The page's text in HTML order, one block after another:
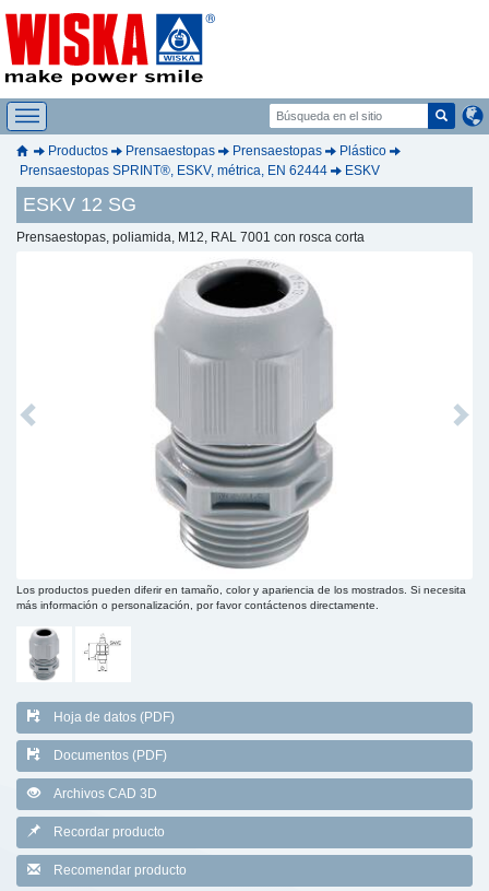
Productos Prensaestopas Prensaestopas
Plástico
Prensaestopas SPRINT®, ESKV, métrica, EN 62444
ESKV
ESKV 12 SG
Prensaestopas, poliamida, M12, RAL 7001 con rosca corta
Previous Next
Los productos pueden diferir en tamaño, color y apariencia de los mostrados. Si necesita
más información o personalización, por favor contáctenos directamente.
Hoja de datos (PDF)
Documentos (PDF)
Archivos CAD 3D
Recordar producto
Recomendar producto